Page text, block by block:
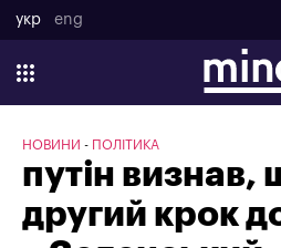
укр eng
НОВИНИ ПОЛІТИКА
путін визнав,
другий крок